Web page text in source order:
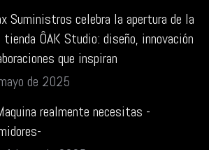
Suministros celebra la apertura de la
tienda ÔAK Studio: diseño, innovación
que inspiran
de 2025
realmente necesitas -